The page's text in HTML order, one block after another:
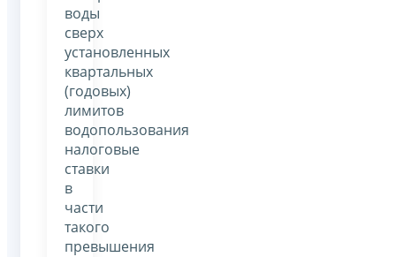
воды
сверх
установленных
квартальных
(годовых)
лимитов
водопользования
налоговые
ставки
в
части
такого
превышения